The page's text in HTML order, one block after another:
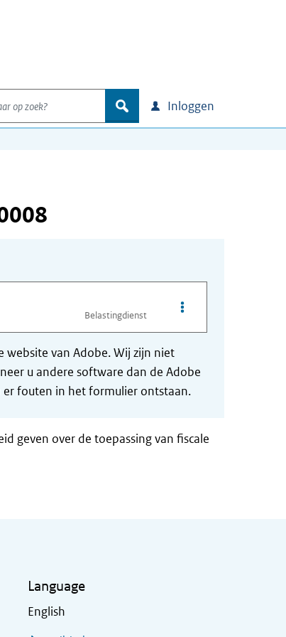
op zoek?
zoek Inloggen
Belastingdienst
Opties van bestand
website van Adobe. Wij zijn niet
u andere software dan de Adobe
fouten in het formulier ontstaan.
geven over de toepassing van fiscale
Language
English